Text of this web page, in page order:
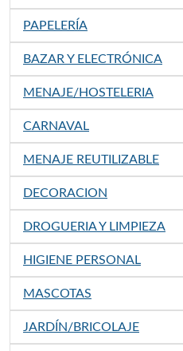
PAPELERÍA
BAZAR Y ELECTRÓNICA
MENAJE/HOSTELERIA
CARNAVAL
MENAJE REUTILIZABLE
DECORACION
DROGUERIA Y LIMPIEZA
HIGIENE PERSONAL
MASCOTAS
JARDÍN/BRICOLAJE